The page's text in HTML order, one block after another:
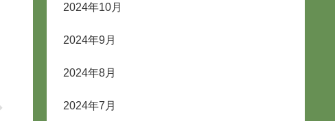
2024年10月
2024年9月
2024年8月
2024年7月